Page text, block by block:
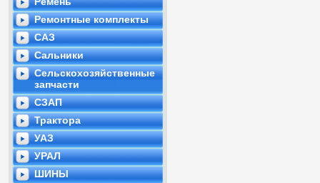
Ремонтные комплекты
САЗ
Сальники
Сельскохозяйственные
запчасти
СЗАП
Трактора
УАЗ
УРАЛ
ШИНЫ